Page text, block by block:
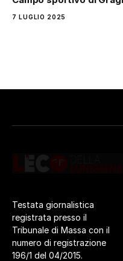
7 LUGLIO 2025
Testata giornalistica
registrata presso il
Tribunale di Massa con il
numero di registrazione
196/1 del 04/2015.